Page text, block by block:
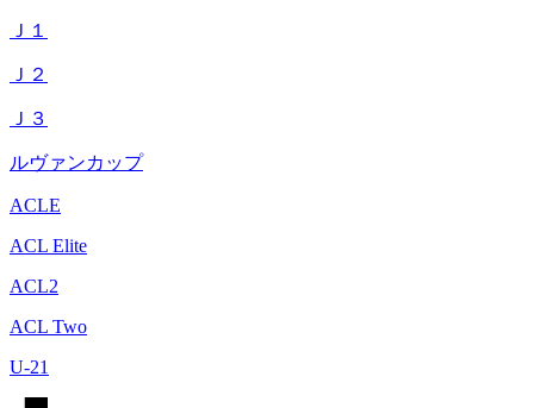
Ｊ１
Ｊ２
Ｊ３
ルヴァンカップ
ACLE
ACL Elite
ACL2
ACL Two
U-21